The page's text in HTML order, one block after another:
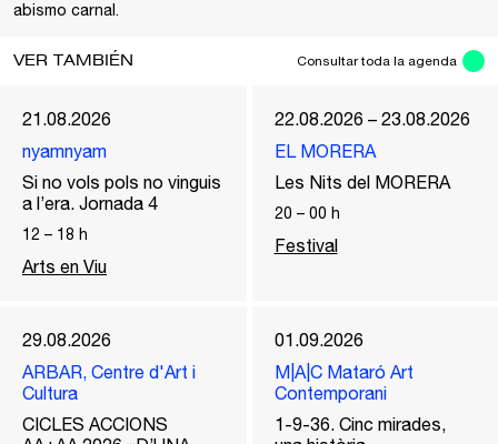
abismo carnal.
VER TAMBIÉN Consultar toda la agenda
21.08.2026
nyamnyam
Si no vols pols no vinguis
a l’era. Jornada 4
12 – 18 h
Arts en Viu
22.08.2026 – 23.08.2026
EL MORERA
Les Nits del MORERA
20 – 00 h
Festival
29.08.2026
ARBAR, Centre d'Art i
Cultura
CICLES ACCIONS
01.09.2026
M|A|C Mataró Art
Contemporani
1-9-36. Cinc mirades,